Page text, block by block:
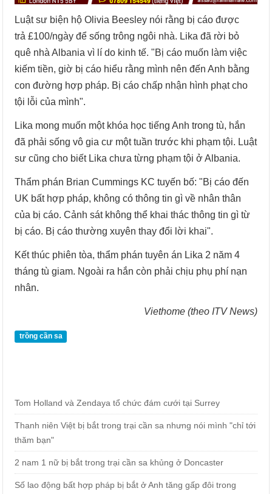
Luật sư biện hộ Olivia Beesley nói rằng bị cáo được
trả £100/ngày để sống trông ngôi nhà. Lika đã rời bỏ
quê nhà Albania vì lí do kinh tế. "Bị cáo muốn làm việc
kiếm tiền, giờ bị cáo hiểu rằng mình nên đến Anh bằng
con đường hợp pháp. Bị cáo chấp nhận hình phạt cho
tội lỗi của mình".
Lika mong muốn một khóa học tiếng Anh trong tù, hắn
đã phải sống vô gia cư một tuần trước khi phạm tội. Luật
sư cũng cho biết Lika chưa từng phạm tội ở Albania.
Thẩm phán Brian Cummings KC tuyến bố: "Bị cáo đến
UK bất hợp pháp, không có thông tin gì về nhân thân
của bị cáo. Cảnh sát không thể khai thác thông tin gì từ
bị cáo. Bị cáo thường xuyên thay đổi lời khai".
Kết thúc phiên tòa, thẩm phán tuyên án Lika 2 năm 4
tháng tù giam. Ngoài ra hắn còn phải chịu phụ phí nạn
nhân.
Viethome (theo ITV News)
trồng cần sa
Tom Holland và Zendaya tổ chức đám cưới tại Surrey
Thanh niên Việt bị bắt trong trại cần sa nhưng nói mình "chỉ tới
thăm bạn"
2 nam 1 nữ bị bắt trong trại cần sa khủng ở Doncaster
Số lao động bất hợp pháp bị bắt ở Anh tăng gấp đôi trong